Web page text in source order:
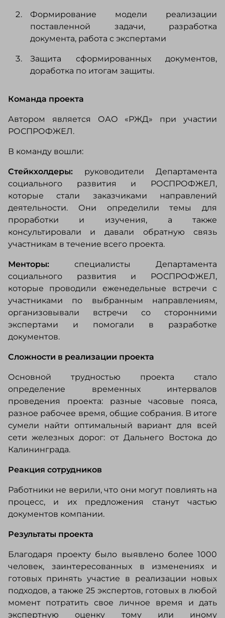
Формирование модели реализации
поставленной задачи, разработка
документа, работа с экспертами
Защита сформированных документов,
доработка по итогам защиты.
Команда проекта
Автором является ОАО «РЖД» при участии
РОСПРОФЖЕЛ.
В команду вошли:
Стейкхолдеры: руководители Департамента
социального развития и РОСПРОФЖЕЛ,
которые стали заказчиками направлений
деятельности. Они определили темы для
проработки и изучения, а также
консультировали и давали обратную связь
участникам в течение всего проекта.
Менторы: специалисты Департамента
социального развития и РОСПРОФЖЕЛ,
которые проводили еженедельные встречи с
участниками по выбранным направлениям,
организовывали встречи со сторонними
экспертами и помогали в разработке
документов.
Сложности в реализации проекта
Основной трудностью проекта стало
определение временных интервалов
проведения проекта: разные часовые пояса,
разное рабочее время, общие собрания. В итоге
сумели найти оптимальный вариант для всей
сети железных дорог: от Дальнего Востока до
Калининграда.
Реакция сотрудников
Работники не верили, что они могут повлиять на
процесс, и их предложения станут частью
документов компании.
Результаты проекта
Благодаря проекту было выявлено более 1000
человек, заинтересованных в изменениях и
готовых принять участие в реализации новых
подходов, а также 25 экспертов, готовых в любой
момент потратить свое личное время и дать
экспертную оценку тому или иному